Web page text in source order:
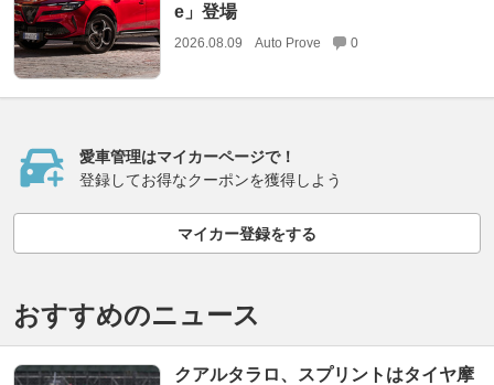
e」登場
2026.08.09 Auto Prove 0
愛車管理はマイカーページで！
登録してお得なクーポンを獲得しよう
マイカー登録をする
おすすめのニュース
クアルタラロ、スプリントはタイヤ摩